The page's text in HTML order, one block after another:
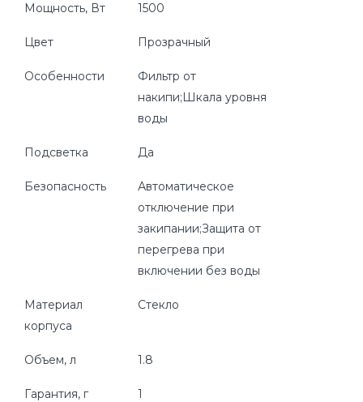
Мощность, Вт 1500
Цвет Прозрачный
Особенности
Фильтр от
накипи;Шкала уровня
воды
Подсветка Да
Безопасность
Автоматическое
отключение при
закипании;Защита от
перегрева при
включении без воды
Материал
корпуса
Стекло
Объем, л 1.8
Гарантия, г 1